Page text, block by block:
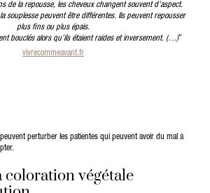
de la repousse, les cheveux changent souvent d’aspect.
souplesse peuvent être différentes. Ils peuvent repousser
plus fins ou plus épais.
bouclés alors qu’ils étaient raides et inversement. (…)”
vivrecommeavant.fr
perturber les patientes qui peuvent avoir du mal à
coloration végétale